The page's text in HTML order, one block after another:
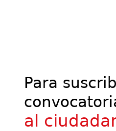
Para
al